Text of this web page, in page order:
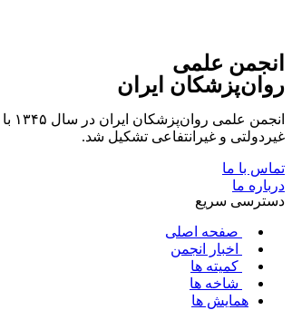
انجمن علمی
روان‌پزشکان ایران
غیردولتی و غیرانتفاعی تشکیل شد.
تماس با ما
درباره ما
دسترسی سریع
صفحه اصلی
اخبار انجمن
کمیته ها
شاخه ها
همایش ها